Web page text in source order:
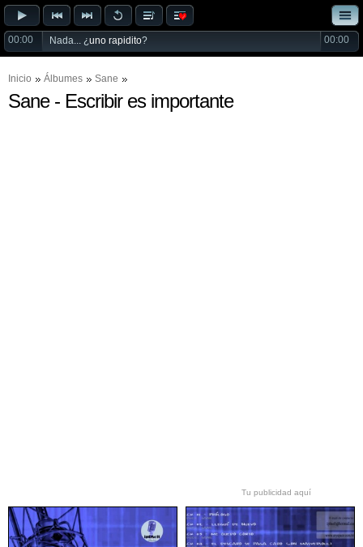
00:00 Nada... ¿uno rapidito? 00:00
Inicio Álbumes Sane
Sane - Escribir es importante
Tu publicidad aquí